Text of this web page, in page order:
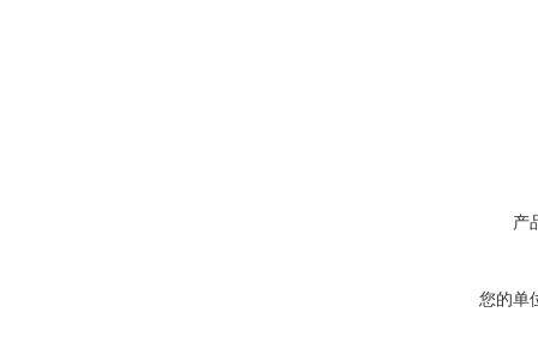
产
您的单